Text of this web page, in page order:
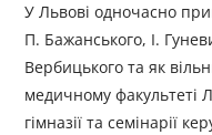
У Львові одночасно
П. Бажанського, І.
Вербицького та як
медичному факультеті
гімназії та семінарії